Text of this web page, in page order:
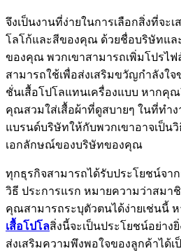
จึงเป็นงานที่ง่ายในการเลือกสิ่งที่จ
โลโก้และสีของคุณ ด้วยชื่อบริษัทแล
ของคุณ พวกเขาสามารถเพิ่มโปรไ
สามารถใช้เพื่อส่งเสริมขวัญกำลังใ
ชั่นเสื้อโปโลแทนเครื่องแบบ หากคุ
คุณสวมใส่เสื้อผ้าที่ดูสบายๆ ในที่ทำง
แบรนด์บริษัทให้กับพวกเขาอาจเป็น
เอกลักษณ์ของบริษัทของคุณ
ทุกธุรกิจสามารถได้รับประโยชน์จา
วิธี ประการแรก หมายความว่าสม
คุณสามารถระบุตัวตนได้ง่ายเช่นนี้
เสื้อโปโลสิ่งนี้จะเป็นประโยชน์อย่า
ส่งเสริมความพึงพอใจของลูกค้าได้